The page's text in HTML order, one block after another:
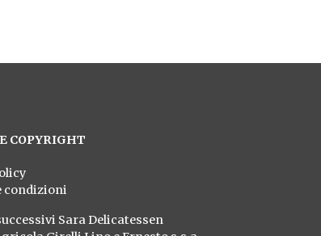
COPYRIGHT
condizioni
Sara Delicatessen